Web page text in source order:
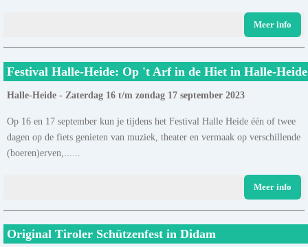
Meer info
Festival Halle-Heide: Op 't Arf in de Hiet in Halle-Heide
Halle-Heide - Zaterdag 16 t/m zondag 17 september 2023
Op 16 en 17 september kun je tijdens het Festival Halle Heide één of twee
dagen op de fiets genieten van muziek, theater en vermaak op verschillende
(boeren)erven,......
Meer info
Original Tiroler Schützenfest in Didam